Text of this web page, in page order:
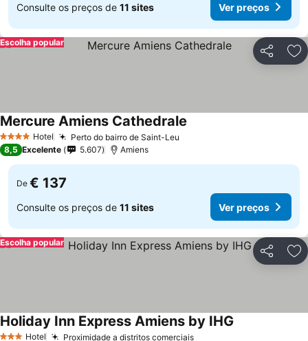
Consulte os preços de 11 sites Ver preços
Partilhar
Escolha popular
4 EstrelasHotel Perto do bairro de Saint-Leu
Mercure Amiens Cathedrale
8,5 Excelente 5.607 Amiens
De € 137
Consulte os preços de 11 sites Ver preços
Partilhar
Escolha popular
Hotel Proximidade a distritos comerciais
Holiday Inn Express Amiens by IHG